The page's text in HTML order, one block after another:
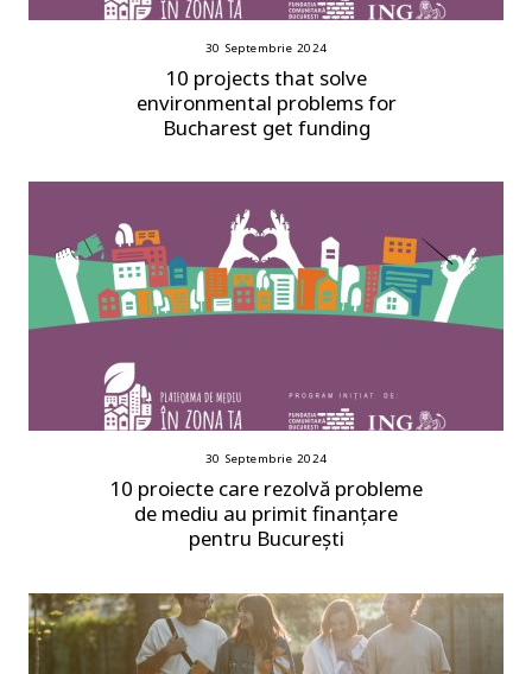
30 Septembrie 2024
10 projects that solve
environmental problems for
Bucharest get funding
30 Septembrie 2024
10 proiecte care rezolvă probleme
de mediu au primit finanțare
pentru București